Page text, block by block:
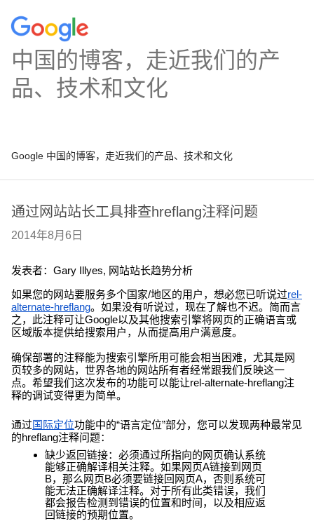
中国的博客，走近我们的产
品、技术和文化
Google 中国的博客，走近我们的产品、技术和文化
通过网站站长工具排查hreflang注释问题
2014年8月6日
发表者：Gary Illyes, 网站站长趋势分析
如果您的网站要服务多个国家/地区的用户，想必您已听说过rel-
alternate-hreflang。如果没有听说过，现在了解也不迟。简而言
之，此注释可让Google以及其他搜索引擎将网页的正确语言或
区域版本提供给搜索用户，从而提高用户满意度。
确保部署的注释能为搜索引擎所用可能会相当困难，尤其是网
页较多的网站，世界各地的网站所有者经常跟我们反映这一
点。希望我们这次发布的功能可以能让rel-alternate-hreflang注
释的调试变得更为简单。
通过国际定位功能中的“语言定位”部分，您可以发现两种最常见
的hreflang注释问题：
缺少返回链接：必须通过所指向的网页确认系统
能够正确解译相关注释。如果网页A链接到网页
B，那么网页B必须要链接回网页A，否则系统可
能无法正确解译注释。对于所有此类错误，我们
都会报告检测到错误的位置和时间，以及相应返
回链接的预期位置。